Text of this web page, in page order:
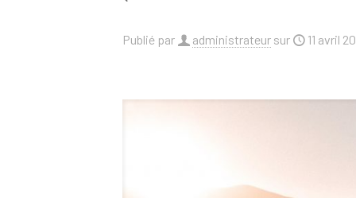
Publié par administrateur sur 11 avril